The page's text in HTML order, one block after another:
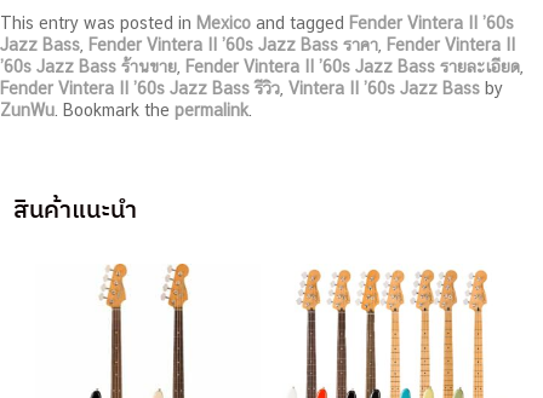
This entry was posted in Mexico and tagged Fender Vintera II ’60s
Jazz Bass Fender Vintera II ’60s Jazz Bass ราคา Fender Vintera II
’60s Jazz Bass ร้านขาย Fender Vintera II ’60s Jazz Bass รายละเอียด
Fender Vintera II ’60s Jazz Bass รีวิว Vintera II ’60s Jazz Bass by
ZunWu . Bookmark the permalink
สินค้าแนะนำ